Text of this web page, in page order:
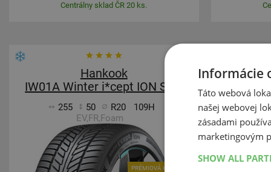
Centrálny sklad ČR 20 ks.
Hankook
IW01A Winter i*cept ION SUV
255 50 R20
109H
EV,FR,Foam
PRÉMIOVÁ KVALITA
Informácie
Táto webová
našej webovej
zásadami
marketingovým
SHOW ALL